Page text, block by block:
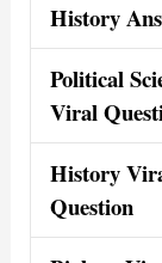
History
Political
Viral
History
Question